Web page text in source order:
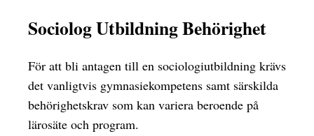
Sociolog Utbildning Behörighet
För att bli antagen till en sociologiutbildning krävs
det vanligtvis gymnasiekompetens samt särskilda
behörighetskrav som kan variera beroende på
lärosäte och program.